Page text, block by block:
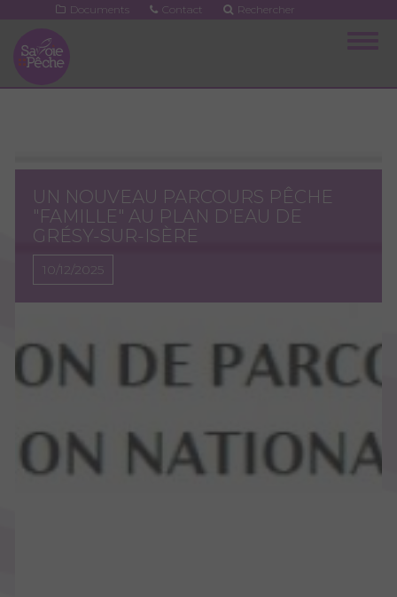
contenu
principal
Documents Contact Rechercher
UN NOUVEAU PARCOURS PÊCHE
"FAMILLE" AU PLAN D'EAU DE
GRÉSY-SUR-ISÈRE
10/12/2025